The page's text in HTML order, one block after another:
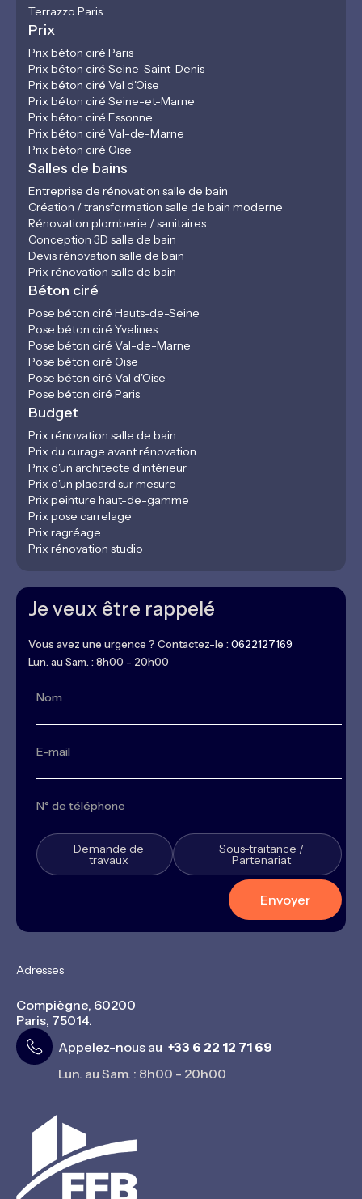
Terrazzo Paris
Prix
Prix béton ciré Paris
Prix béton ciré Seine-Saint-Denis
Prix béton ciré Val d'Oise
Prix béton ciré Seine-et-Marne
Prix béton ciré Essonne
Prix béton ciré Val-de-Marne
Prix béton ciré Oise
Salles de bains
Entreprise de rénovation salle de bain
Création / transformation salle de bain moderne
Rénovation plomberie / sanitaires
Conception 3D salle de bain
Devis rénovation salle de bain
Prix rénovation salle de bain
Béton ciré
Pose béton ciré Hauts-de-Seine
Pose béton ciré Yvelines
Pose béton ciré Val-de-Marne
Pose béton ciré Oise
Pose béton ciré Val d'Oise
Pose béton ciré Paris
Budget
Prix rénovation salle de bain
Prix du curage avant rénovation
Prix d'un architecte d'intérieur
Prix d'un placard sur mesure
Prix peinture haut-de-gamme
Prix pose carrelage
Prix ragréage
Prix rénovation studio
Je veux être rappelé
Vous avez une urgence ? Contactez-le : 0622127169
Lun. au Sam. : 8h00 - 20h00
Demande de
travaux
Sous-traitance /
Partenariat
Adresses
Compiègne, 60200
Paris, 75014.
Appelez-nous au +33 6 22 12 71 69
Lun. au Sam. : 8h00 - 20h00